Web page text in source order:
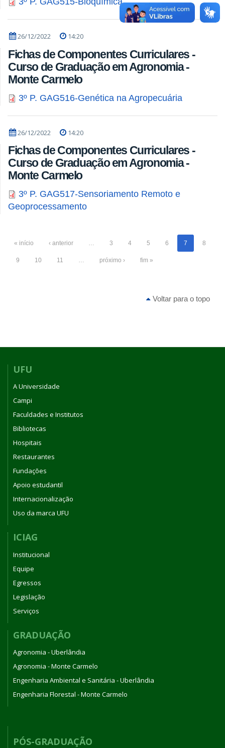
26/12/2022 14:20
Fichas de Componentes Curriculares -
Curso de Graduação em Agronomia -
Monte Carmelo
3º P. GAG516-Genética na Agropecuária
26/12/2022 14:20
Fichas de Componentes Curriculares -
Curso de Graduação em Agronomia -
Monte Carmelo
3º P. GAG517-Sensoriamento Remoto e
Geoprocessamento
« início ‹ anterior … 3 4 5 6 7 8
9 10 11 … próximo › fim »
Voltar para o topo
UFU
A Universidade
Campi
Faculdades e Institutos
Bibliotecas
Hospitais
Restaurantes
Fundações
Apoio estudantil
Internacionalização
Uso da marca UFU
ICIAG
Institucional
Equipe
Egressos
Legislação
Serviços
GRADUAÇÃO
Agronomia - Uberlândia
Agronomia - Monte Carmelo
Engenharia Ambiental e Sanitária - Uberlândia
Engenharia Florestal - Monte Carmelo
PÓS-GRADUAÇÃO